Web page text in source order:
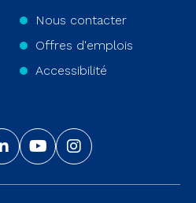
Nous contacter
Offres d'emplois
Accessibilité